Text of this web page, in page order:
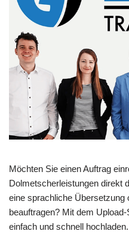
Möchten Sie einen Auftrag
Dolmetscherleistungen direkt
eine sprachliche Übersetzung
beauftragen? Mit dem
einfach und schnell hochladen.